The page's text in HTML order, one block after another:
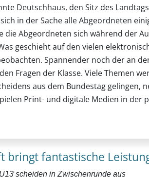
Deutschhaus, den Sitz des
in der Sache alle Abgeordneten
Abgeordneten sich während der
geschieht auf den vielen
Spannender noch der an
Fragen der Klasse. Viele Themen
aus dem Bundestag
Print- und digitale Medien in der
bringt fantastische
scheiden in Zwischenrunde aus